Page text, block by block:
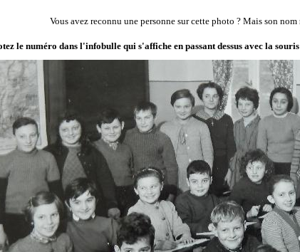
Vous avez reconnu une personne sur cette photo ?Mais son nom
le numéro dans l'infobulle qui s'affiche en passant dessus avec la